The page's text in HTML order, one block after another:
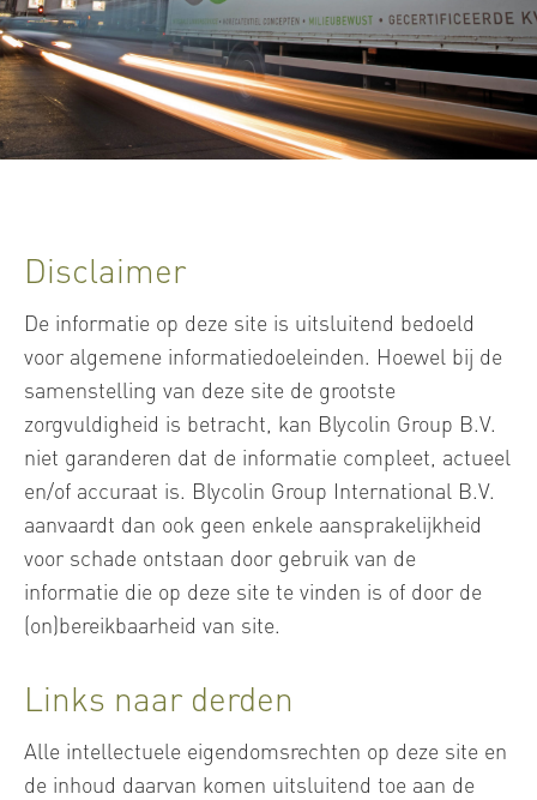
Disclaimer
De informatie op deze site is uitsluitend bedoeld
voor algemene informatiedoeleinden. Hoewel bij de
samenstelling van deze site de grootste
zorgvuldigheid is betracht, kan Blycolin Group B.V.
niet garanderen dat de informatie compleet, actueel
en/of accuraat is. Blycolin Group International B.V.
aanvaardt dan ook geen enkele aansprakelijkheid
voor schade ontstaan door gebruik van de
informatie die op deze site te vinden is of door de
(on)bereikbaarheid van site.
Links naar derden
Alle intellectuele eigendomsrechten op deze site en
de inhoud daarvan komen uitsluitend toe aan de